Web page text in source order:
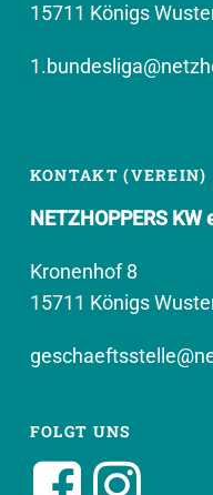
15711 Königs
KONTAKT (VEREIN)
NETZHOPPERS KW
Kronenhof 8
15711 Königs
FOLGT UNS